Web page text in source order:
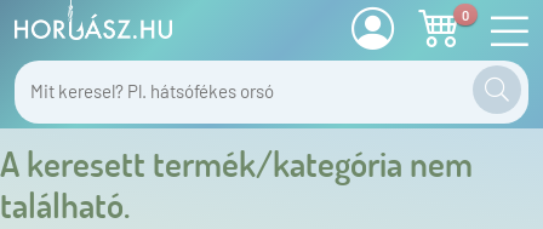
0
A keresett termék/kategória nem
található.